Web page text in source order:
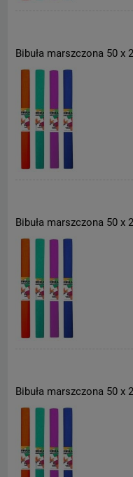
Bibuła marszczona 50 x
Bibuła marszczona 50 x
Bibuła marszczona 50 x